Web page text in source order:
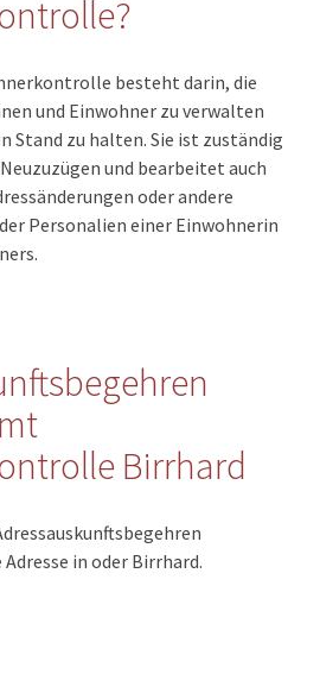
besteht darin, die
und Einwohner zu verwalten
Stand zu halten. Sie ist zuständig
und bearbeitet auch
oder andere
Personalien einer Einwohnerin
Birrhard
in oder Birrhard.